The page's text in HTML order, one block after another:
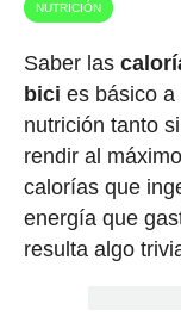
NUTRICIÓN
Saber las
bici es básico
nutrición tanto
rendir al
calorías que
energía que
resulta algo